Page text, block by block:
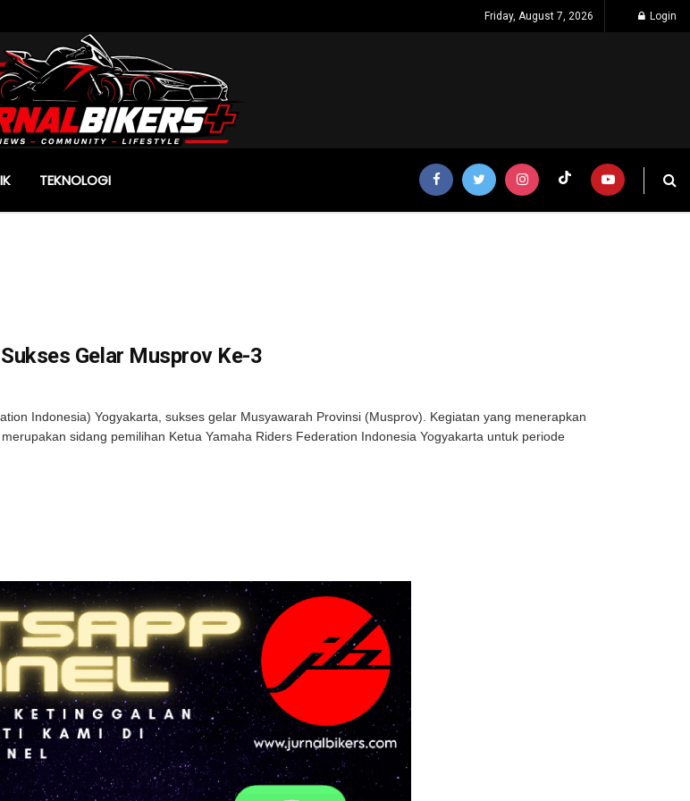
Friday, August 7, 2026 Login
TEKNOLOGI
Gelar Musprov Ke-3
Indonesia) Yogyakarta, sukses gelar Musyawarah Provinsi (Musprov). Kegiatan yang menerapkan
sidang pemilihan Ketua Yamaha Riders Federation Indonesia Yogyakarta untuk periode